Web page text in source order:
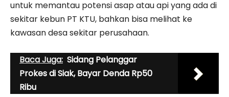
untuk memantau potensi asap atau api yang ada di
sekitar kebun PT KTU, bahkan bisa melihat ke
kawasan desa sekitar perusahaan.
Baca Juga: Sidang Pelanggar
Prokes di Siak, Bayar Denda Rp50
Ribu